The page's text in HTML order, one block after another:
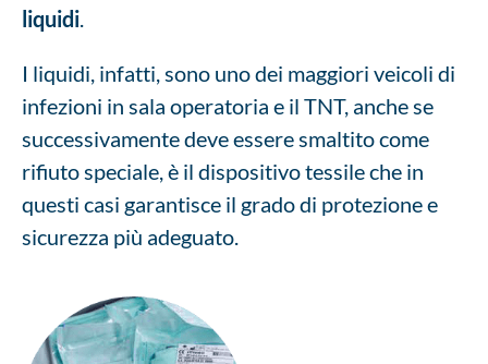
liquidi.
I liquidi, infatti, sono uno dei maggiori veicoli di
infezioni in sala operatoria e il TNT, anche se
successivamente deve essere smaltito come
rifiuto speciale, è il dispositivo tessile che in
questi casi garantisce il grado di protezione e
sicurezza più adeguato.